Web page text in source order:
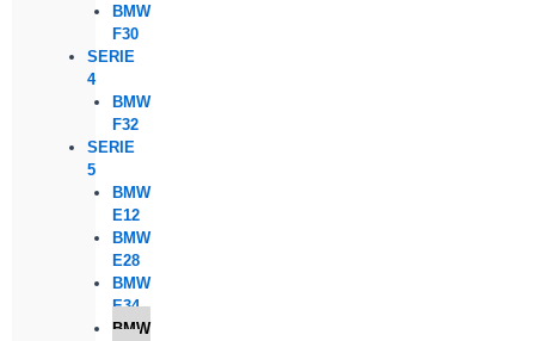
BMW
F30
SERIE
4
BMW
F32
SERIE
5
BMW
E12
BMW
E28
BMW
E34
BMW